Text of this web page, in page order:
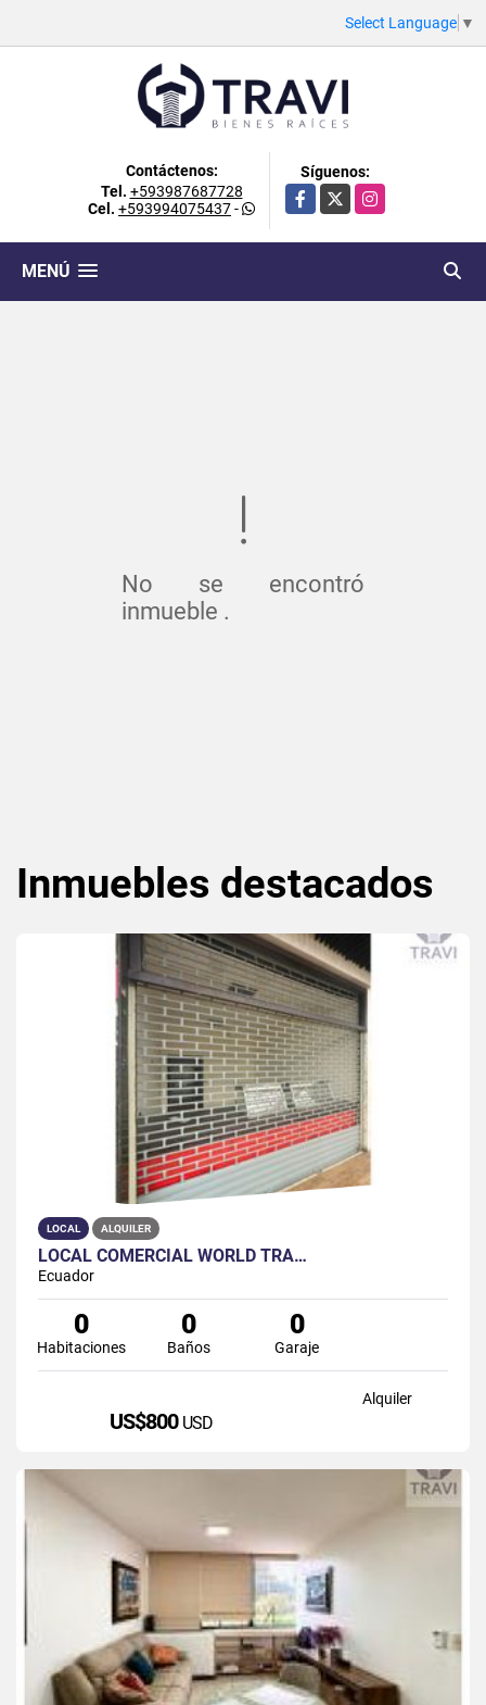
Select Language ▼
Contáctenos:
Tel. +593987687728
Cel. +593994075437-
Síguenos:
Facebook
X Instagram
MENÚ
No se encontró
inmueble .
Inmuebles destacados
LOCAL ALQUILER
LOCAL COMERCIAL WORLD TRA…
Ecuador
0
Habitaciones
0
Baños
0
Garaje
Alquiler
US$800 USD